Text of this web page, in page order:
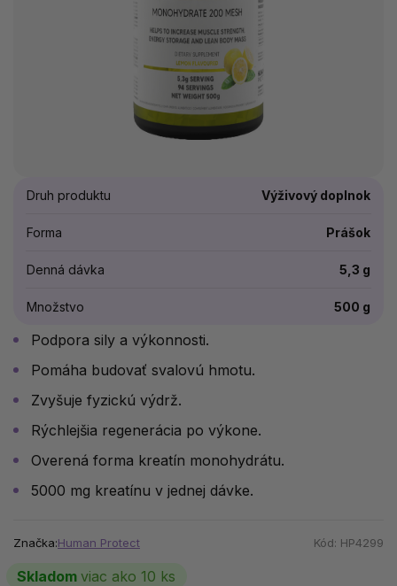
Podpora sily a výkonnosti.
Pomáha budovať svalovú hmotu.
Zvyšuje fyzickú výdrž.
Rýchlejšia regenerácia po výkone.
Overená forma kreatín monohydrátu.
5000 mg kreatínu v jednej dávke.
Značka:Human Protect Kód: HP4299
Druh produktu Výživový doplnok
Forma Prášok
Denná dávka 5,3 g
Množstvo 500 g
Skladom viac ako 10 ks